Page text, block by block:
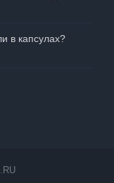
в капсулах?